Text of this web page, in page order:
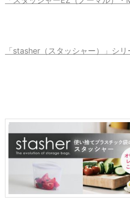
「stasher（スタッシャー）」シ